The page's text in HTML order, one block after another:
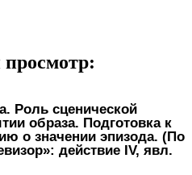
Роль сценической
образа. Подготовка к
о значении эпизода. (По
действие IV, явл.